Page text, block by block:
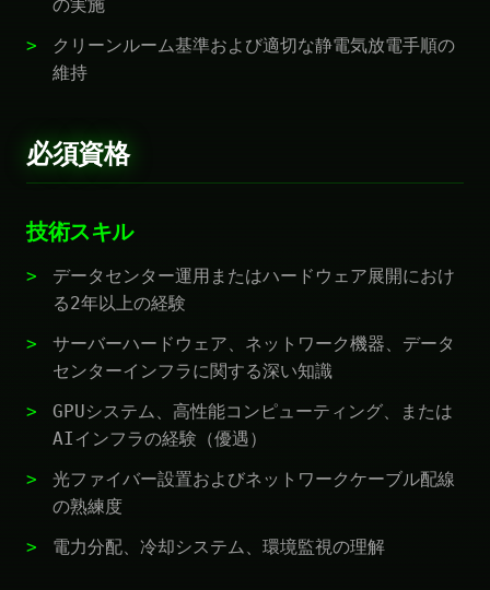
の実施
クリーンルーム基準および適切な静電気放電手順の
維持
必須資格
技術スキル
データセンター運用またはハードウェア展開におけ
る2年以上の経験
サーバーハードウェア、ネットワーク機器、データ
センターインフラに関する深い知識
GPUシステム、高性能コンピューティング、または
AIインフラの経験（優遇）
光ファイバー設置およびネットワークケーブル配線
の熟練度
電力分配、冷却システム、環境監視の理解